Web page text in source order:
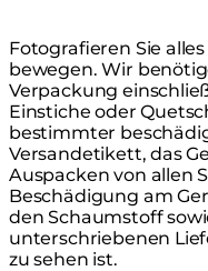
Fotografieren Sie
bewegen. Wir
Verpackung
Einstiche oder
bestimmter
Versandetikett, das
Auspacken von allen
Beschädigung am
den Schaumstoff
unterschriebenen
zu sehen ist.